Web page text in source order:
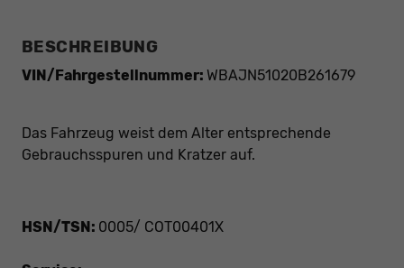
BESCHREIBUNG
VIN/Fahrgestellnummer: WBAJN51020B261679
Das Fahrzeug weist dem Alter entsprechende
Gebrauchsspuren und Kratzer auf.
HSN/TSN: 0005/ COT00401X